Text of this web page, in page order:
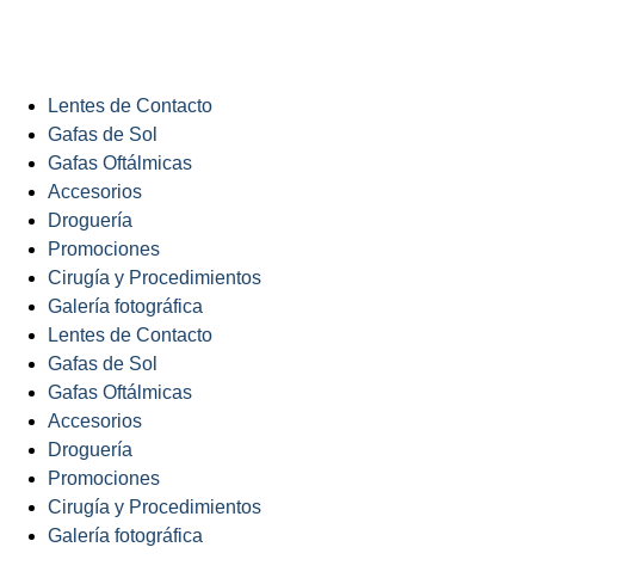
Lentes de Contacto
Gafas de Sol
Gafas Oftálmicas
Accesorios
Droguería
Promociones
Cirugía y Procedimientos
Galería fotográfica
Lentes de Contacto
Gafas de Sol
Gafas Oftálmicas
Accesorios
Droguería
Promociones
Cirugía y Procedimientos
Galería fotográfica